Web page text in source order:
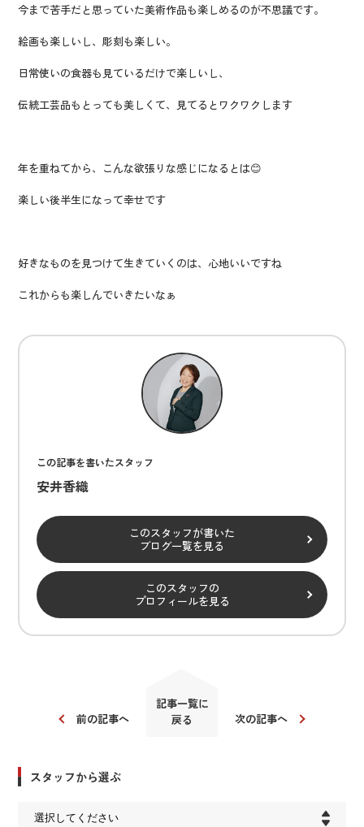
今まで苦手だと思っていた美術作品も楽しめるのが不思議です。
絵画も楽しいし、彫刻も楽しい。
日常使いの食器も見ているだけで楽しいし、
伝統工芸品もとっても美しくて、見てるとワクワクします
年を重ねてから、こんな欲張りな感じになるとは😊
楽しい後半生になって幸せです
好きなものを見つけて生きていくのは、心地いいですね
これからも楽しんでいきたいなぁ
この記事を書いたスタッフ
安井香織
このスタッフが書いた
ブログ一覧を見る
このスタッフの
プロフィールを見る
前の記事へ
記事一覧に
戻る
次の記事へ
スタッフから選ぶ